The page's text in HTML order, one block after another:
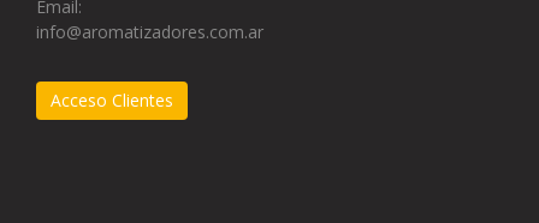
Email:
info@aromatizadores.com.ar
Acceso Clientes